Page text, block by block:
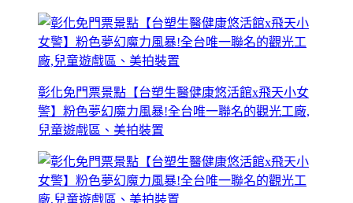
彰化免門票景點【台塑生醫健康悠活館x飛天小女
警】粉色夢幻魔力風暴!全台唯一聯名的觀光工廠,
兒童遊戲區、美拍裝置